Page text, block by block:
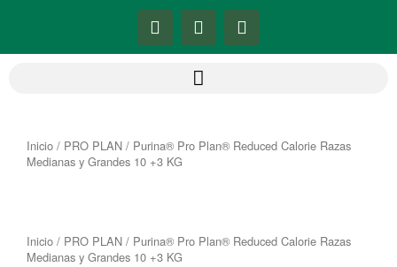
F
a
c
k
-
I
n
s
t
a
a
m
Y
o
u
Inicio / PRO PLAN / Purina® Pro Plan® Reduced Calorie Razas
Medianas y Grandes 10 +3 KG
Inicio / PRO PLAN / Purina® Pro Plan® Reduced Calorie Razas
Medianas y Grandes 10 +3 KG